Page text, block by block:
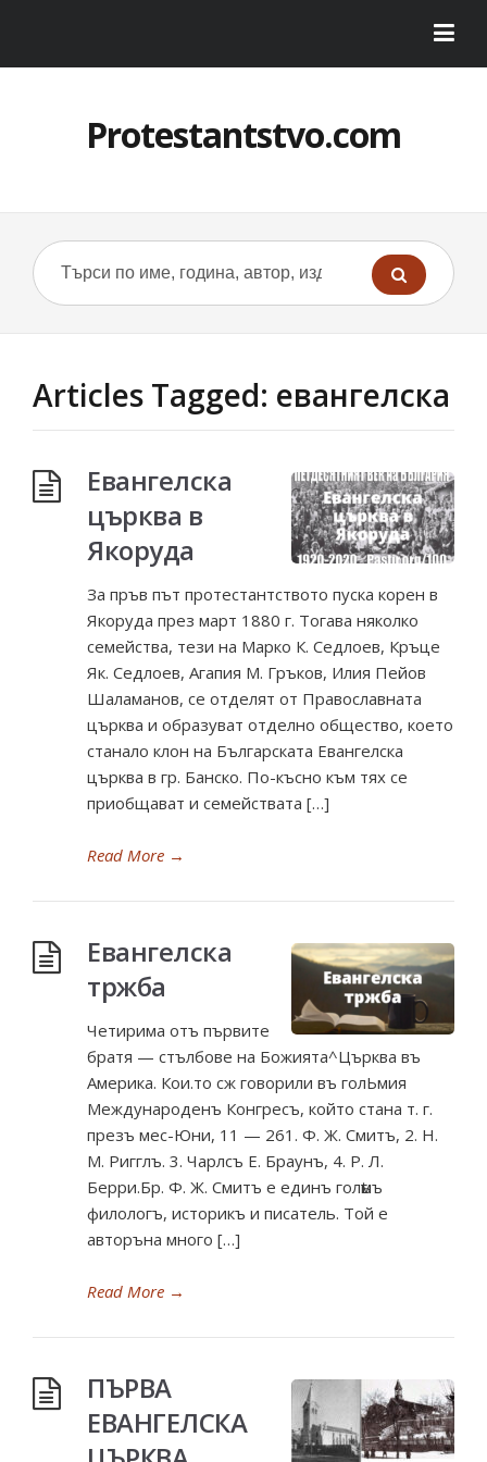
Protestantstvo.com
Articles Tagged: евангелска
Евангелска
църква в
Якоруда
За пръв път протестантството пуска корен в
Якоруда през март 1880 г. Тогава няколко
семейства, тези на Марко К. Седлоев, Кръце
Як. Седлоев, Агапия М. Гръков, Илия Пейов
Шаламанов, се отделят от Православната
църква и образуват отделно общество, което
станало клон на Българската Евангелска
църква в гр. Банско. По-късно към тях се
приобщават и семействата […]
Read More →
Евангелска
тржба
Четирима отъ първите
братя — стълбове на Божията^Църква въ
Америка. Кои.то сж говорили въ голЬмия
Международенъ Конгресъ, който стана т. г.
презъ мес-Юни, 11 — 261. Ф. Ж. Смитъ, 2. Н.
М. Ригглъ. 3. Чарлсъ Е. Браунъ, 4. Р. Л.
Берри.Бр. Ф. Ж. Смитъ е единъ голѣмъ
филологъ, историкъ и писатель. Той е
авторъна много […]
Read More →
ПЪРВА
ЕВАНГЕЛСКА